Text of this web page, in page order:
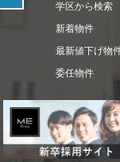
学区から検索
新着物件
最新値下げ物
委任物件